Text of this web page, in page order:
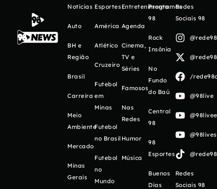
Notícias
Auto
BH e
Região
Brasil
Carreira
Meio
Ambiente
Mercado
Minas
Gerais
Esportes
América
Atlético
Cruzeiro
Futebol
em
Minas
Futebol
no Brasil
Futebol
no
Mundo
Entretenimento
Agenda
Cinema,
TV e
Séries
Famosos
Nas
Redes
Humor
Música
Programas
98
Rock
Insônia
No
Fundo
do Baú
Central
98
98
Esportes
Buenos
Días
Redes
Sociais 98
/
@98live
Redes
Sociais 98